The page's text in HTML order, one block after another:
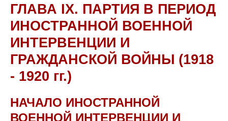
ГЛАВА IX. ПАРТИЯ В ПЕРИОД
ИНОСТРАННОЙ ВОЕННОЙ
ИНТЕРВЕНЦИИ И
ГРАЖДАНСКОЙ ВОЙНЫ (1918
- 1920 гг.)
НАЧАЛО ИНОСТРАННОЙ
ВОЕННОЙ ИНТЕРВЕНЦИИ И